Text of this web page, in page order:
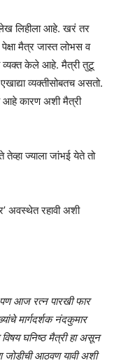
लेख लिहीला आहे. खरं तर
मैत्र जास्त लोभस व
व्यक्त केले आहे. मैत्री तुटू
व्यक्तीसोबतच असतो.
आहे कारण अशी मैत्री
ज्याला जांभई येते तो
अवस्थेत रहावी अशी
आज रत्न पारखी फार
मार्गदर्शक नंदकुमार
घनिष्ठ मैत्री हा असून
आठवण यावी अशी